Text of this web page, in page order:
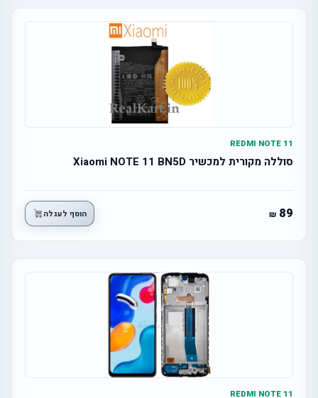
REDMI NOTE 11
סוללה מקורית למכשיר Xiaomi NOTE 11 BN5D
89 הוסף לעגלה
REDMI NOTE 11